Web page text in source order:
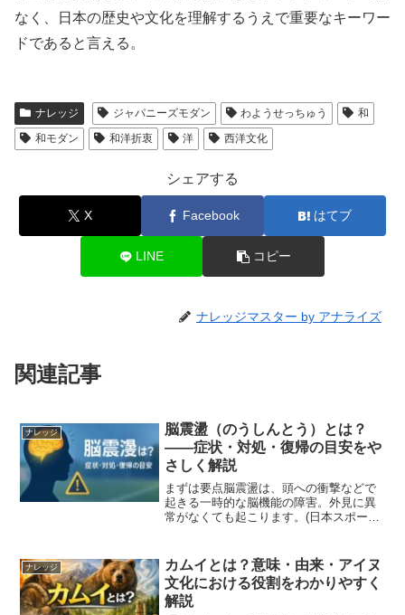
なく、日本の歴史や文化を理解するうえで重要なキーワー
ドであると言える。
ナレッジ ジャパニーズモダン わようせっちゅう
和
和モダン
和洋折衷 洋 西洋文化
シェアする
X Facebook はてブ
LINE コピー
ナレッジマスター by アナライズ
関連記事
ナレッジ
脳震盪（のうしんとう）とは？
――症状・対処・復帰の目安をや
さしく解説
まずは要点脳震盪は、頭への衝撃などで
起きる一時的な脳機能の障害。外見に異
常がなくても起こります。(日本スポーツ
競技や仕事に戻るのは避けましょう。
(JFA｜公益財団法人...
ナレッジ
カムイとは？意味・由来・アイヌ
文化における役割をわかりやすく
解説